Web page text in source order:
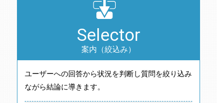
Selector
案内（絞込み）
ユーザーへの回答から状況を判断し質問を絞り込み
ながら結論に導きます。